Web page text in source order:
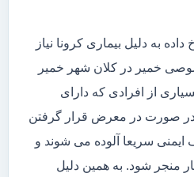
به دلیل بیماری کرونا نیاز
خمیر در کلان شهر خمیر
از افرادی که دارای
در صورت در معرض قرار گرفتن
سریعا آلوده می شوند و
منجر شود. به همین دلیل